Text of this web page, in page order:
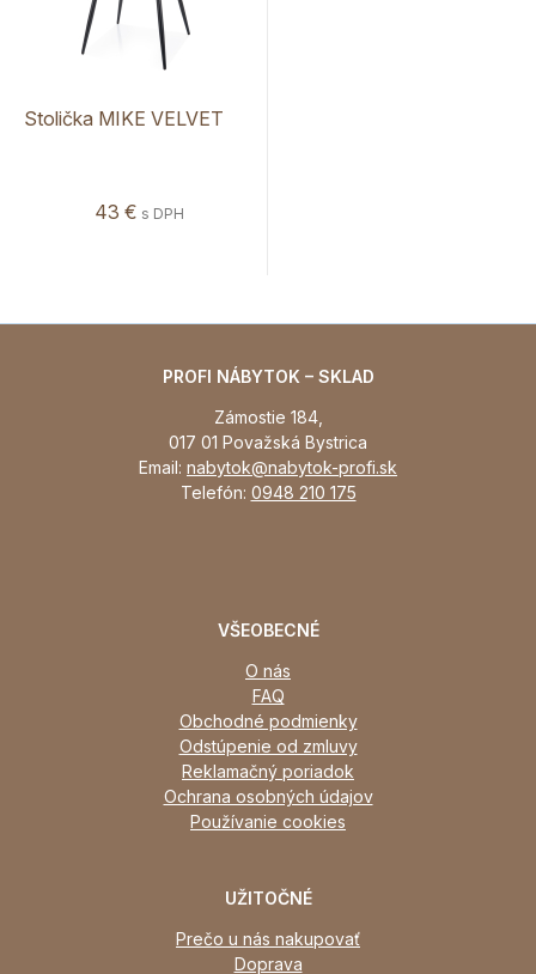
Stolička MIKE VELVET
43 € s DPH
PROFI NÁBYTOK – SKLAD
Zámostie 184,
017 01 Považská Bystrica
Email: nabytok@nabytok-profi.sk
Telefón: 0948 210 175
VŠEOBECNÉ
O nás
FAQ
Obchodné podmienky
Odstúpenie od zmluvy
Reklamačný poriadok
Ochrana osobných údajov
Používanie cookies
UŽITOČNÉ
Prečo u nás nakupovať
Doprava